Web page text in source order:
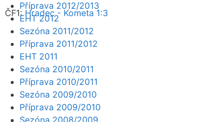
ČF1:Hradec - Kometa 1:3
Příprava 2012/2013
EHT 2012
Sezóna 2011/2012
Příprava 2011/2012
EHT 2011
Sezóna 2010/2011
Příprava 2010/2011
Sezóna 2009/2010
Příprava 2009/2010
Sezóna 2008/2009